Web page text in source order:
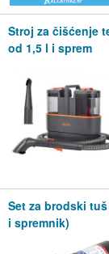
Stroj za čišćenje
od 1,5 l i sprem
Set za brodski
i spremnik)